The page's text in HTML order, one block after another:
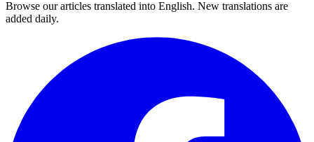
Browse our articles translated into English. New translations are
added daily.